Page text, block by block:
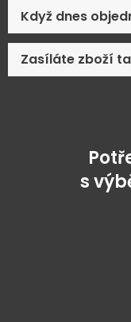
Když dnes
Zasíláte zboží
s